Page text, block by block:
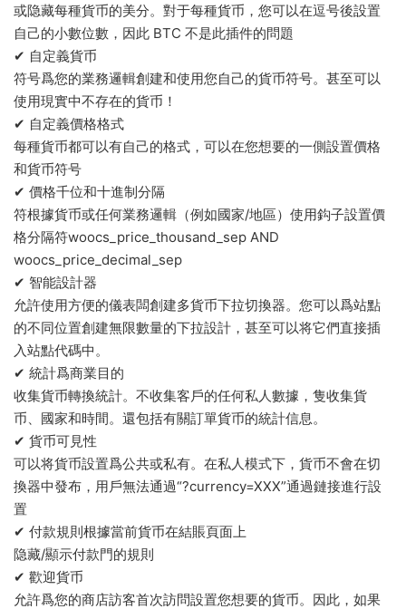
或隐藏每種貨币的美分。對于每種貨币，您可以在逗号後設置
自己的小數位數，因此 BTC 不是此插件的問題
✔ 自定義貨币
符号爲您的業務邏輯創建和使用您自己的貨币符号。甚至可以
使用現實中不存在的貨币！
✔ 自定義價格格式
每種貨币都可以有自己的格式，可以在您想要的一側設置價格
和貨币符号
✔ 價格千位和十進制分隔
符根據貨币或任何業務邏輯（例如國家/地區）使用鈎子設置價
格分隔符woocs_price_thousand_sep AND
woocs_price_decimal_sep
✔ 智能設計器
允許使用方便的儀表闆創建多貨币下拉切換器。您可以爲站點
的不同位置創建無限數量的下拉設計，甚至可以将它們直接插
入站點代碼中。
✔ 統計爲商業目的
收集貨币轉換統計。不收集客戶的任何私人數據，隻收集貨
币、國家和時間。還包括有關訂單貨币的統計信息。
✔ 貨币可見性
可以将貨币設置爲公共或私有。在私人模式下，貨币不會在切
換器中發布，用戶無法通過“?currency=XXX”通過鏈接進行設
置
✔ 付款規則根據當前貨币在結賬頁面上
隐藏/顯示付款門的規則
✔ 歡迎貨币
允許爲您的商店訪客首次訪問設置您想要的貨币。因此，如果